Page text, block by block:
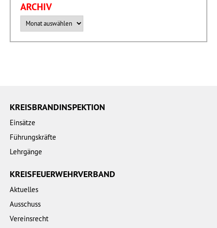
ARCHIV
KREISBRANDINSPEKTION
Einsätze
Führungskräfte
Lehrgänge
KREISFEUERWEHRVERBAND
Aktuelles
Ausschuss
Vereinsrecht